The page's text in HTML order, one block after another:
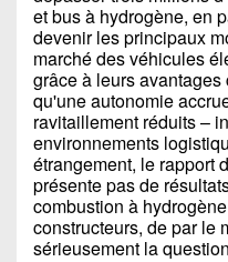
et bus à hydrogène, en
devenir les principaux
marché des véhicules
grâce à leurs
qu'une autonomie
ravitaillement réduits –
environnements
étrangement, le rapport
présente pas de
combustion à
constructeurs, de par le
sérieusement la